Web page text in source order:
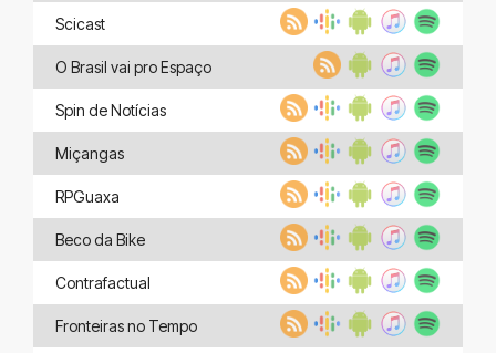
Scicast
O Brasil vai pro Espaço
Spin de Notícias
Miçangas
RPGuaxa
Beco da Bike
Contrafactual
Fronteiras no Tempo